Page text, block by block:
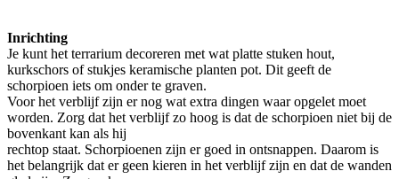
Inrichting
Je kunt het terrarium decoreren met wat platte stuken hout,
kurkschors of stukjes keramische planten pot. Dit geeft de
schorpioen iets om onder te graven.
Voor het verblijf zijn er nog wat extra dingen waar opgelet moet
worden. Zorg dat het verblijf zo hoog is dat de schorpioen niet bij de
bovenkant kan als hij
rechtop staat. Schorpioenen zijn er goed in ontsnappen. Daarom is
het belangrijk dat er geen kieren in het verblijf zijn en dat de wanden